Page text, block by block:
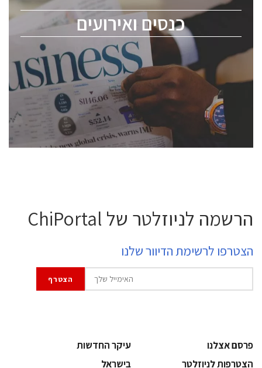
כנסים ואירועים
ChipEx2026 will be held on May 12-13, 2026. The
conference is intended for everyone involved in the
semiconductor industry, including engineers,
professional experts, and senior executives.
לחץ לפרטים
הרשמה לניוזלטר של ChiPortal
הצטרפו לרשימת הדיוור שלנו
פרסם אצלנו
עיקר החדשות
הצטרפות לניוזלטר
בישראל